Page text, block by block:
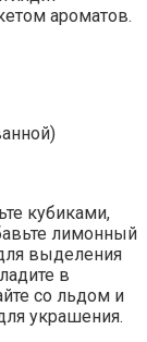
ароматов.
кубиками,
лимонный
выделения
в
со льдом и
украшения.